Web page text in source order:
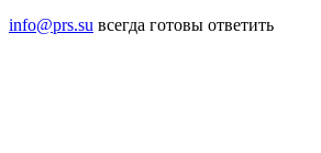
info@prs.su всегда готовы ответить